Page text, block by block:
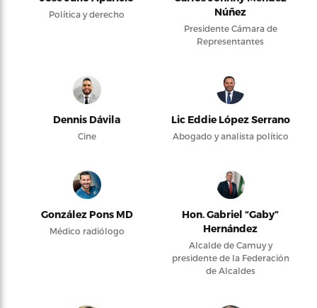
Política y derecho
Núñez
Presidente Cámara de
Representantes
Dennis Dávila
Cine
Lic Eddie López Serrano
Abogado y analista político
González Pons MD
Médico radiólogo
Hon. Gabriel “Gaby”
Hernández
Alcalde de Camuy y
presidente de la Federación
de Alcaldes